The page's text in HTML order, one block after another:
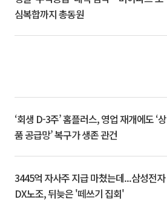
심복합까지 총동원
‘회생 D-3주’ 홈플러스, 영업 재개에도 ‘상
품 공급망’ 복구가 생존 관건
3445억 자사주 지급 마쳤는데...삼성전자
DX노조, 뒤늦은 '떼쓰기 집회'